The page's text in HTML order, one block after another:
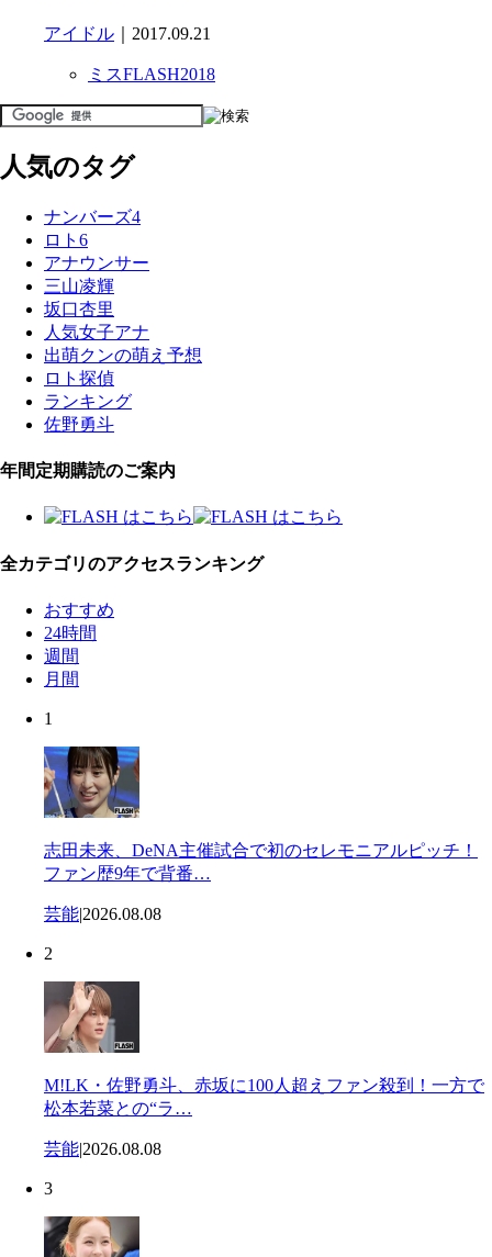
アイドル ｜2017.09.21
ミスFLASH2018
人気のタグ
ナンバーズ4
ロト6
アナウンサー
三山凌輝
坂口杏里
人気女子アナ
出萌クンの萌え予想
ロト探偵
ランキング
佐野勇斗
年間定期購読のご案内
全カテゴリのアクセスランキング
おすすめ
24時間
週間
月間
1
志田未来、DeNA主催試合で初のセレモニアルピッチ！
ファン歴9年で背番…
芸能|2026.08.08
2
M!LK・佐野勇斗、赤坂に100人超えファン殺到！一方で
松本若菜との“ラ…
芸能|2026.08.08
3